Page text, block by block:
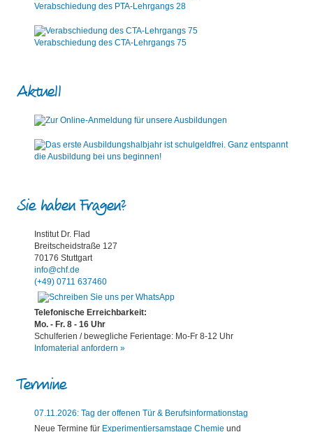
Verabschiedung des PTA-Lehrgangs 28
Verabschiedung des CTA-Lehrgangs 75
Aktuell
Sie haben Fragen?
Institut Dr. Flad
Breitscheidstraße 127
70176 Stuttgart
info@chf.de
(+49) 0711 637460
Telefonische Erreichbarkeit:
Mo. - Fr. 8 - 16 Uhr
Schulferien / bewegliche Ferientage: Mo-Fr 8-12 Uhr
Infomaterial anfordern »
Termine
07.11.2026: Tag der offenen Tür & Berufsinformationstag
Neue Termine für Experimentiersamstage Chemie und